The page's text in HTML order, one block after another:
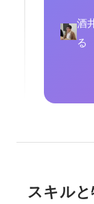
酒
る
スキル